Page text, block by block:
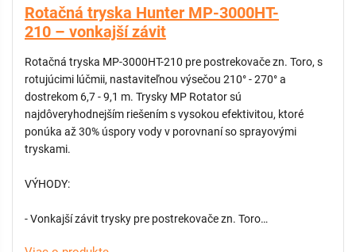
Rotačná tryska Hunter MP-3000HT-
210 – vonkajší závit
Rotačná tryska MP-3000HT-210 pre postrekovače zn. Toro, s
rotujúcimi lúčmii, nastaviteľnou výsečou 210° - 270° a
dostrekom 6,7 - 9,1 m. Trysky MP Rotator sú
najdôveryhodnejším riešením s vysokou efektivitou, ktoré
ponúka až 30% úspory vody v porovnaní so sprayovými
tryskami.
VÝHODY:
- Vonkajší závit trysky pre postrekovače zn. Toro